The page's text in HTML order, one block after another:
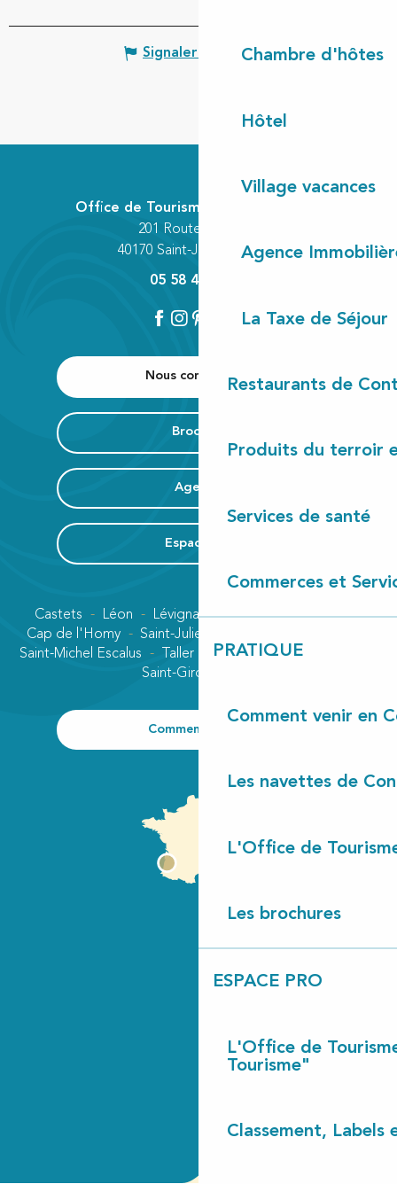
Chambre d'hôtes
Hôtel
Village vacances
Agence
La Taxe de Séjour
Restaurants de
Produits du terroir
Services de santé
Commerces et
PRATIQUE
Comment venir en
Les navettes de
L'Office de
Les brochures
ESPACE PRO
L'Office de
Tourisme"
Classement, Labels
Signaler une erreur
Nous contacter
Brochure
Agenda
Espace Pro
Office de Tourisme Communautaire
201 Route des Lacs
40170 Saint-Julien-en-Born
05 58 42 89 80
Castets Léon Lévignacq Linxe
Lit-et-Mixe
Cap de l'Homy
Saint-Julien-en-Born
Saint-Michel Escalus
Taller Uza
Vielle-Saint-Girons
Saint-Girons plage
Comment venir ?